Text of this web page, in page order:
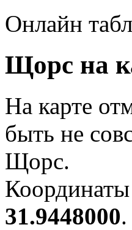
Онлайн
Щорс на
На карте
быть не
Щорс.
31.9448000.